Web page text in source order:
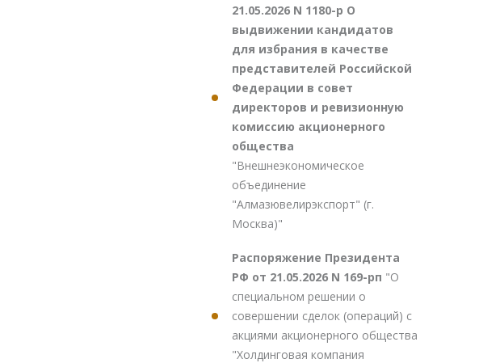
21.05.2026 N 1180-р О
выдвижении кандидатов
для избрания в качестве
представителей Российской
Федерации в совет
директоров и ревизионную
комиссию акционерного
общества
"Внешнеэкономическое
объединение
"Алмазювелирэкспорт" (г.
Москва)"
Распоряжение Президента
РФ от 21.05.2026 N 169-рп "О
специальном решении о
совершении сделок (операций) с
акциями акционерного общества
"Холдинговая компания